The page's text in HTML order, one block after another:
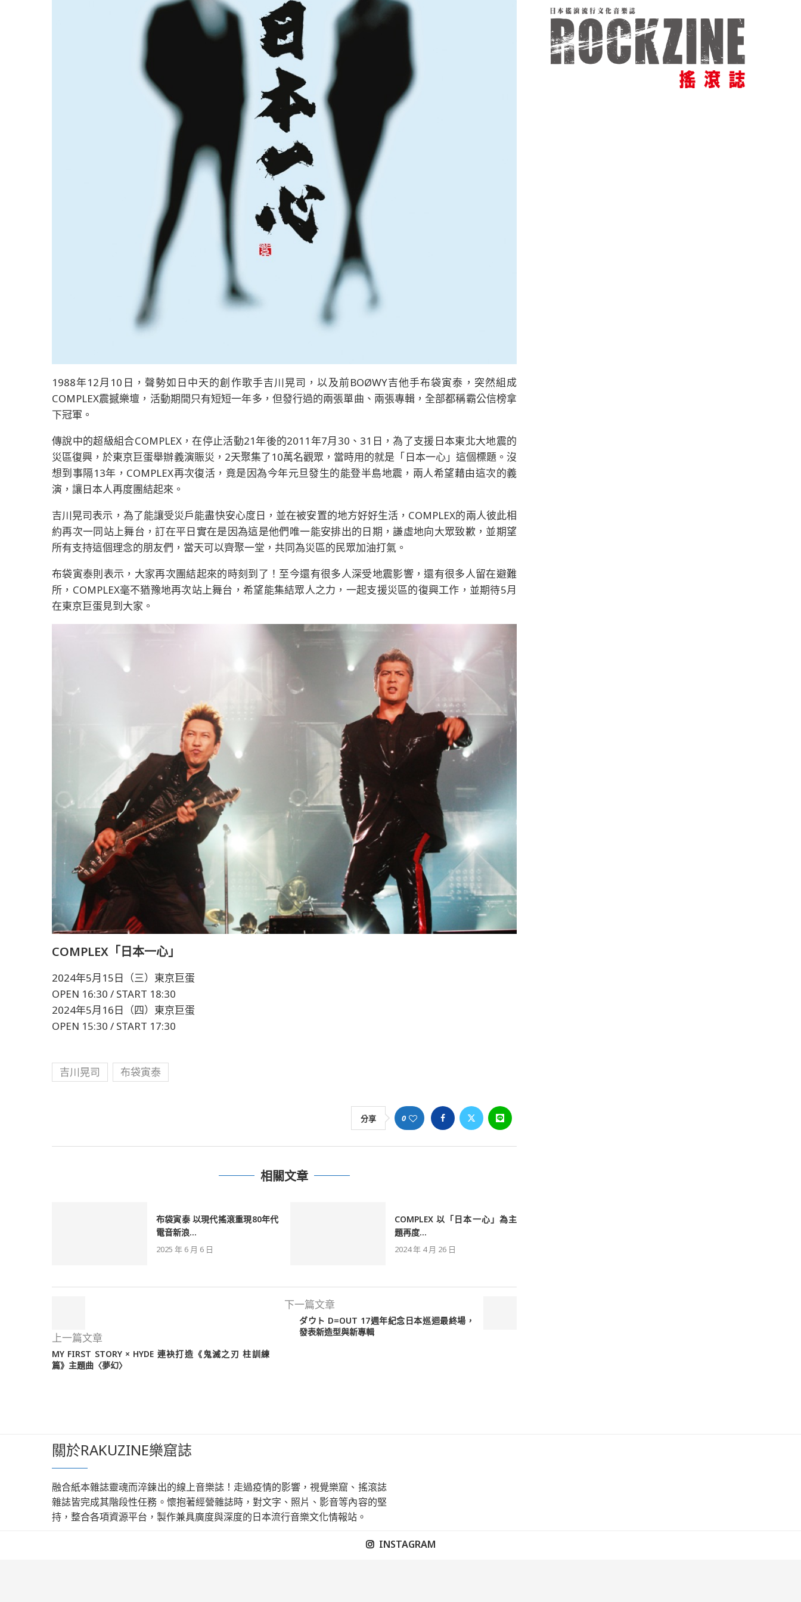
1988年12月10日，聲勢如日中天的創作歌手吉川晃司，以及前BOØWY吉他手布袋寅泰，突然組成
COMPLEX震撼樂壇，活動期間只有短短一年多，但發行過的兩張單曲、兩張專輯，全部都稱霸公信榜拿
下冠軍。
傳說中的超級組合COMPLEX，在停止活動21年後的2011年7月30、31日，為了支援日本東北大地震的
災區復興，於東京巨蛋舉辦義演賑災，2天聚集了10萬名觀眾，當時用的就是「日本一心」這個標題。沒
想到事隔13年，COMPLEX再次復活，竟是因為今年元旦發生的能登半島地震，兩人希望藉由這次的義
演，讓日本人再度團結起來。
吉川晃司表示，為了能讓受災戶能盡快安心度日，並在被安置的地方好好生活，COMPLEX的兩人彼此相
約再次一同站上舞台，訂在平日實在是因為這是他們唯一能安排出的日期，謙虛地向大眾致歉，並期望
所有支持這個理念的朋友們，當天可以齊聚一堂，共同為災區的民眾加油打氣。
布袋寅泰則表示，大家再次團結起來的時刻到了！至今還有很多人深受地震影響，還有很多人留在避難
所，COMPLEX毫不猶豫地再次站上舞台，希望能集結眾人之力，一起支援災區的復興工作，並期待5月
在東京巨蛋見到大家。
COMPLEX「日本一心」
2024年5月15日（三）東京巨蛋
OPEN 16:30 / START 18:30
2024年5月16日（四）東京巨蛋
OPEN 15:30 / START 17:30
吉川晃司 布袋寅泰
分享 0
相關文章
布袋寅泰 以現代搖滾重現80年代
電音新浪...
2025 年 6 月 6 日
COMPLEX 以「日本一心」為主
題再度...
2024 年 4 月 26 日
上一篇文章
MY FIRST STORY × HYDE 連袂打造《鬼滅之刃 柱訓練
篇》主題曲〈夢幻〉
下一篇文章
ダウト D=OUT 17週年紀念日本巡迴最終場，
發表新造型與新專輯
關於RAKUZINE樂窟誌
融合紙本雜誌靈魂而淬鍊出的線上音樂誌！走過疫情的影響，視覺樂窟、搖滾誌
雜誌皆完成其階段性任務。懷抱著經營雜誌時，對文字、照片、影音等內容的堅
持，整合各項資源平台，製作兼具廣度與深度的日本流行音樂文化情報站。
INSTAGRAM